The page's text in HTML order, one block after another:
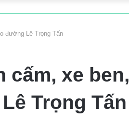
đường Lê Trọng Tấn
cấm, xe ben,
Trọng Tấn